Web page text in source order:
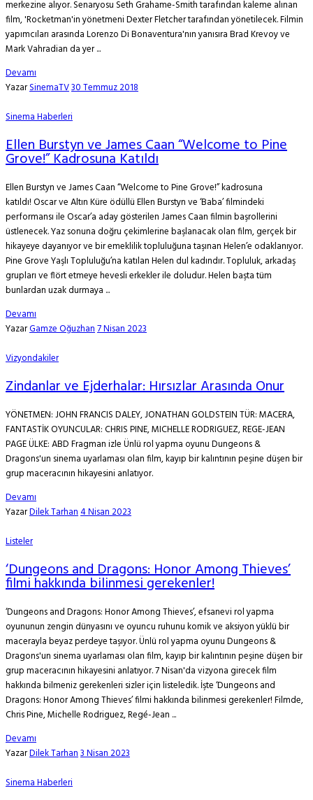
merkezine alıyor. Senaryosu Seth Grahame-Smith tarafından kaleme alınan
film, 'Rocketman'in yönetmeni Dexter Fletcher tarafından yönetilecek. Filmin
yapımcıları arasında Lorenzo Di Bonaventura'nın yanısıra Brad Krevoy ve
Mark Vahradian da yer ...
Devamı
YazarSinemaTV30 Temmuz 2018
Sinema Haberleri
Ellen Burstyn ve James Caan “Welcome to Pine
Grove!” Kadrosuna Katıldı
Ellen Burstyn ve James Caan “Welcome to Pine Grove!” kadrosuna
katıldı! Oscar ve Altın Küre ödüllü Ellen Burstyn ve ‘Baba’ filmindeki
performansı ile Oscar’a aday gösterilen James Caan filmin başrollerini
üstlenecek. Yaz sonuna doğru çekimlerine başlanacak olan film, gerçek bir
hikayeye dayanıyor ve bir emeklilik topluluğuna taşınan Helen’e odaklanıyor.
Pine Grove Yaşlı Topluluğu’na katılan Helen dul kadındır. Topluluk, arkadaş
grupları ve flört etmeye hevesli erkekler ile doludur. Helen başta tüm
bunlardan uzak durmaya ...
Devamı
YazarGamze Oğuzhan7 Nisan 2023
Vizyondakiler
Zindanlar ve Ejderhalar: Hırsızlar Arasında Onur
YÖNETMEN: JOHN FRANCIS DALEY, JONATHAN GOLDSTEIN TÜR: MACERA,
FANTASTİK OYUNCULAR: CHRIS PINE, MICHELLE RODRIGUEZ, REGE-JEAN
PAGE ÜLKE: ABD Fragman izle Ünlü rol yapma oyunu Dungeons &
Dragons'un sinema uyarlaması olan film, kayıp bir kalıntının peşine düşen bir
grup maceracının hikayesini anlatıyor.
Devamı
YazarDilek Tarhan4 Nisan 2023
Listeler
‘Dungeons and Dragons: Honor Among Thieves’
filmi hakkında bilinmesi gerekenler!
‘Dungeons and Dragons: Honor Among Thieves’, efsanevi rol yapma
oyununun zengin dünyasını ve oyuncu ruhunu komik ve aksiyon yüklü bir
macerayla beyaz perdeye taşıyor. Ünlü rol yapma oyunu Dungeons &
Dragons'un sinema uyarlaması olan film, kayıp bir kalıntının peşine düşen bir
grup maceracının hikayesini anlatıyor. 7 Nisan'da vizyona girecek film
hakkında bilmeniz gerekenleri sizler için listeledik. İşte ‘Dungeons and
Dragons: Honor Among Thieves’ filmi hakkında bilinmesi gerekenler! Filmde,
Chris Pine, Michelle Rodriguez, Regé-Jean ...
Devamı
YazarDilek Tarhan3 Nisan 2023
Sinema Haberleri